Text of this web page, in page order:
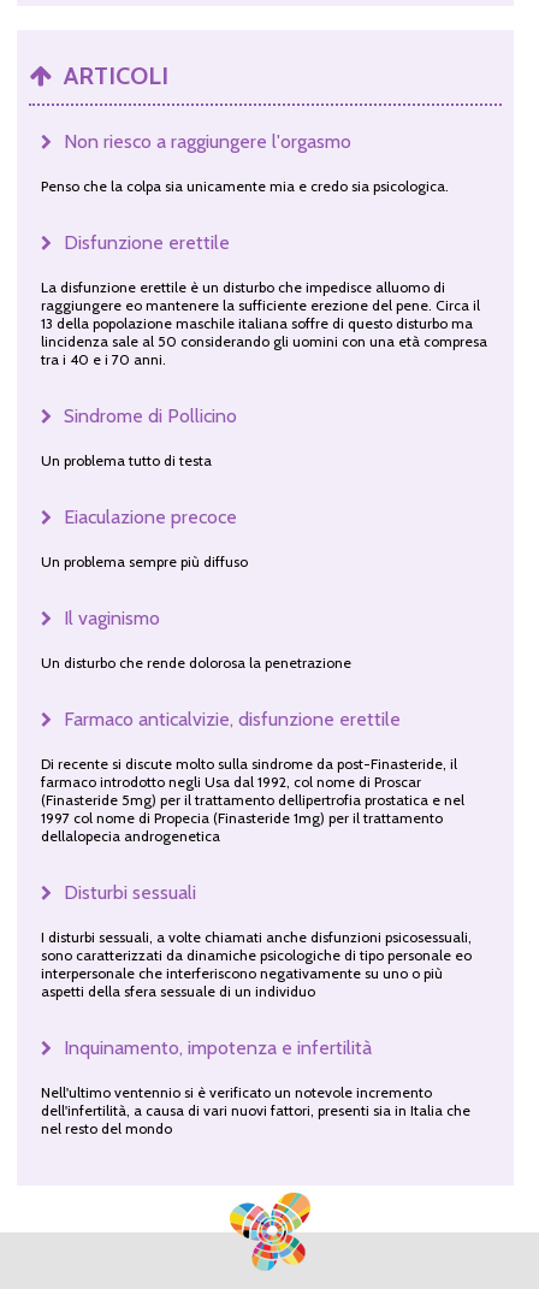
ARTICOLI
Non riesco a raggiungere l'orgasmo
Penso che la colpa sia unicamente mia e credo sia psicologica.
Disfunzione erettile
La disfunzione erettile è un disturbo che impedisce alluomo di
raggiungere eo mantenere la sufficiente erezione del pene. Circa il
13 della popolazione maschile italiana soffre di questo disturbo ma
lincidenza sale al 50 considerando gli uomini con una età compresa
tra i 40 e i 70 anni.
Sindrome di Pollicino
Un problema tutto di testa
Eiaculazione precoce
Un problema sempre più diffuso
Il vaginismo
Un disturbo che rende dolorosa la penetrazione
Farmaco anticalvizie, disfunzione erettile
Di recente si discute molto sulla sindrome da post-Finasteride, il
farmaco introdotto negli Usa dal 1992, col nome di Proscar
(Finasteride 5mg) per il trattamento dellipertrofia prostatica e nel
1997 col nome di Propecia (Finasteride 1mg) per il trattamento
dellalopecia androgenetica
Disturbi sessuali
I disturbi sessuali, a volte chiamati anche disfunzioni psicosessuali,
sono caratterizzati da dinamiche psicologiche di tipo personale eo
interpersonale che interferiscono negativamente su uno o più
aspetti della sfera sessuale di un individuo
Inquinamento, impotenza e infertilità
Nell'ultimo ventennio si è verificato un notevole incremento
dell'infertilità, a causa di vari nuovi fattori, presenti sia in Italia che
nel resto del mondo